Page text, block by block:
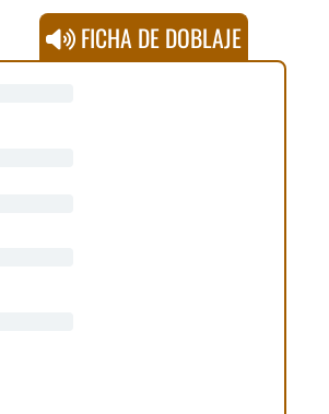
FICHA DE DOBLAJE